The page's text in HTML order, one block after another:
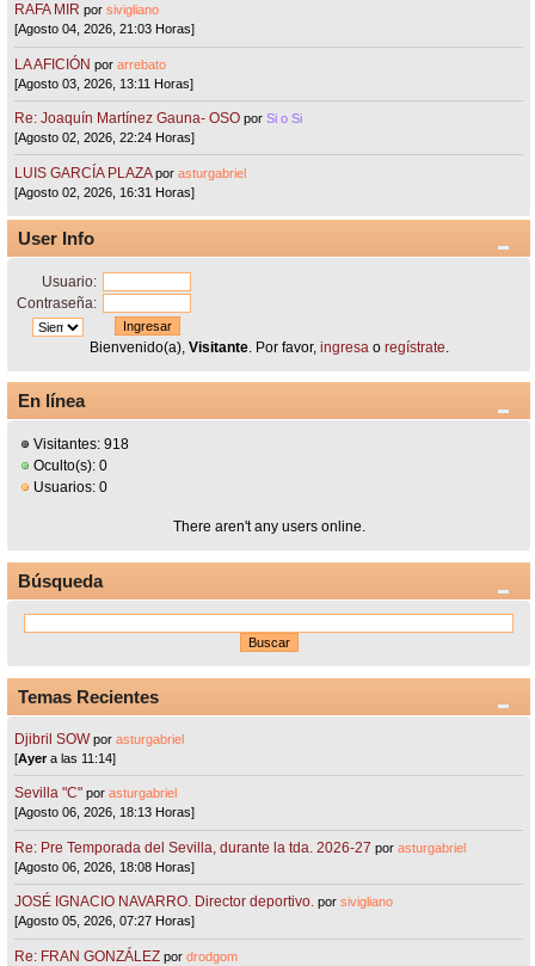
RAFA MIR porsivigliano
[Agosto 04, 2026, 21:03 Horas]
LA AFICIÓN porarrebato
[Agosto 03, 2026, 13:11 Horas]
Re: Joaquín Martínez Gauna- OSO porSi o Si
[Agosto 02, 2026, 22:24 Horas]
LUIS GARCÍA PLAZA porasturgabriel
[Agosto 02, 2026, 16:31 Horas]
User Info
Usuario:
Contraseña:
Bienvenido(a), Visitante. Por favor, ingresa o regístrate
En línea
Visitantes: 918
Oculto(s): 0
Usuarios: 0
There aren't any users online.
Búsqueda
Temas Recientes
Djibril SOW porasturgabriel
[Ayera las 11:14]
Sevilla "C"porasturgabriel
[Agosto 06, 2026, 18:13 Horas]
Re: Pre Temporada del Sevilla, durante la tda. 2026-27 porasturgabriel
[Agosto 06, 2026, 18:08 Horas]
JOSÉ IGNACIO NAVARRO. Director deportivo. porsivigliano
[Agosto 05, 2026, 07:27 Horas]
Re: FRAN GONZÁLEZ pordrodgom